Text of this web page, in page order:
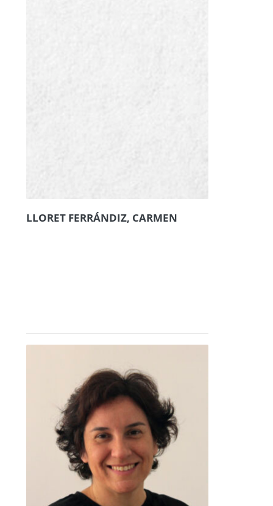
LLORET FERRÁNDIZ, CARMEN